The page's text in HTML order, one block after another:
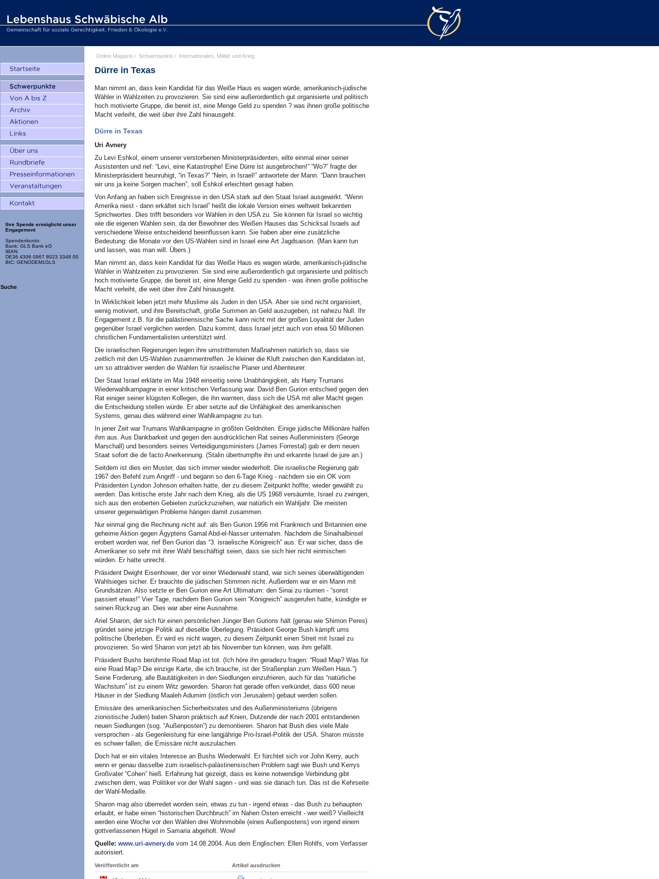
Ihre Spende ermöglicht unser
Engagement
Spendenkonto:
Bank: GLS Bank eG
IBAN:
DE36 4306 0967 8023 3348 00
BIC: GENODEM1GLS
Suche
Online Magazin / Schwerpunkte / Internationales, Militär und Krieg
Dürre in Texas
Man nimmt an, dass kein Kandidat für das Weiße Haus es wagen würde, amerikanisch-jüdische
Wähler in Wahlzeiten zu provozieren. Sie sind eine außerordentlich gut organisierte und politisch
hoch motivierte Gruppe, die bereit ist, eine Menge Geld zu spenden ? was ihnen große politische
Macht verleiht, die weit über ihre Zahl hinausgeht.
Dürre in Texas
Uri Avnery
Zu Levi Eshkol, einem unserer verstorbenen Ministerpräsidenten, eilte einmal einer seiner
Assistenten und rief: “Levi, eine Katastrophe! Eine Dürre ist ausgebrochen!” “Wo?” fragte der
Ministerpräsident beunruhigt, “in Texas?” “Nein, in Israel!” antwortete der Mann. “Dann brauchen
wir uns ja keine Sorgen machen”, soll Eshkol erleichtert gesagt haben.
Von Anfang an haben sich Ereignisse in den USA stark auf den Staat Israel ausgewirkt. “Wenn
Amerika niest - dann erkältet sich Israel” heißt die lokale Version eines weltweit bekannten
Sprichwortes. Dies trifft besonders vor Wahlen in den USA zu. Sie können für Israel so wichtig
wie die eigenen Wahlen sein, da der Bewohner des Weißen Hauses das Schicksal Israels auf
verschiedene Weise entscheidend beeinflussen kann. Sie haben aber eine zusätzliche
Bedeutung: die Monate vor den US-Wahlen sind in Israel eine Art Jagdsaison. (Man kann tun
und lassen, was man will. Übers.)
Man nimmt an, dass kein Kandidat für das Weiße Haus es wagen würde, amerikanisch-jüdische
Wähler in Wahlzeiten zu provozieren. Sie sind eine außerordentlich gut organisierte und politisch
hoch motivierte Gruppe, die bereit ist, eine Menge Geld zu spenden - was ihnen große politische
Macht verleiht, die weit über ihre Zahl hinausgeht.
In Wirklichkeit leben jetzt mehr Muslime als Juden in den USA. Aber sie sind nicht organisiert,
wenig motiviert, und ihre Bereitschaft, große Summen an Geld auszugeben, ist nahezu Null. Ihr
Engagement z.B. für die palästinensische Sache kann nicht mit der großen Loyalität der Juden
gegenüber Israel verglichen werden. Dazu kommt, dass Israel jetzt auch von etwa 50 Millionen
christlichen Fundamentalisten unterstützt wird.
Die israelischen Regierungen legen ihre umstrittensten Maßnahmen natürlich so, dass sie
zeitlich mit den US-Wahlen zusammentreffen. Je kleiner die Kluft zwischen den Kandidaten ist,
um so attraktiver werden die Wahlen für israelische Planer und Abenteurer.
Der Staat Israel erklärte im Mai 1948 einseitig seine Unabhängigkeit, als Harry Trumans
Wiederwahlkampagne in einer kritischen Verfassung war. David Ben Gurion entschied gegen den
Rat einiger seiner klügsten Kollegen, die ihn warnten, dass sich die USA mit aller Macht gegen
die Entscheidung stellen würde. Er aber setzte auf die Unfähigkeit des amerikanischen
Systems, genau dies während einer Wahlkampagne zu tun.
In jener Zeit war Trumans Wahlkampagne in größten Geldnöten. Einige jüdische Millionäre halfen
ihm aus. Aus Dankbarkeit und gegen den ausdrücklichen Rat seines Außenministers (George
Marschall) und besonders seines Verteidigungsministers (James Forrestal) gab er dem neuen
Staat sofort die de facto Anerkennung. (Stalin übertrumpfte ihn und erkannte Israel de jure an.)
Seitdem ist dies ein Muster, das sich immer wieder wiederholt. Die israelische Regierung gab
1967 den Befehl zum Angriff - und begann so den 6-Tage Krieg - nachdem sie ein OK vom
Präsidenten Lyndon Johnson erhalten hatte, der zu diesem Zeitpunkt hoffte, wieder gewählt zu
werden. Das kritische erste Jahr nach dem Krieg, als die US 1968 versäumte, Israel zu zwingen,
sich aus den eroberten Gebieten zurückzuziehen, war natürlich ein Wahljahr. Die meisten
unserer gegenwärtigen Probleme hängen damit zusammen.
Nur einmal ging die Rechnung nicht auf: als Ben Gurion 1956 mit Frankreich und Britannien eine
geheime Aktion gegen Ägyptens Gamal Abd-el-Nasser unternahm. Nachdem die Sinaihalbinsel
erobert worden war, rief Ben Gurion das “3. israelische Königreich” aus. Er war sicher, dass die
Amerikaner so sehr mit ihrer Wahl beschäftigt seien, dass sie sich hier nicht einmischen
würden. Er hatte unrecht.
Präsident Dwight Eisenhower, der vor einer Wiederwahl stand, war sich seines überwältigenden
Wahlsieges sicher. Er brauchte die jüdischen Stimmen nicht. Außerdem war er ein Mann mit
Grundsätzen. Also setzte er Ben Gurion eine Art Ultimatum: den Sinai zu räumen - “sonst
passiert etwas!” Vier Tage, nachdem Ben Gurion sein “Königreich” ausgerufen hatte, kündigte er
seinen Rückzug an. Dies war aber eine Ausnahme.
Ariel Sharon, der sich für einen persönlichen Jünger Ben Gurions hält (genau wie Shimon Peres)
gründet seine jetzige Politik auf dieselbe Überlegung. Präsident George Bush kämpft ums
politische Überleben. Er wird es nicht wagen, zu diesem Zeitpunkt einen Streit mit Israel zu
provozieren. So wird Sharon von jetzt ab bis November tun können, was ihm gefällt.
Präsident Bushs berühmte Road Map ist tot. (Ich höre ihn geradezu fragen: “Road Map? Was für
eine Road Map? Die einzige Karte, die ich brauche, ist der Straßenplan zum Weißen Haus.”)
Seine Forderung, alle Bautätigkeiten in den Siedlungen einzufrieren, auch für das “natürliche
Wachstum” ist zu einem Witz geworden. Sharon hat gerade offen verkündet, dass 600 neue
Häuser in der Siedlung Maaleh Adumim (östlich von Jerusalem) gebaut werden sollen.
Emissäre des amerikanischen Sicherheitsrates und des Außenministeriums (übrigens
zionistische Juden) baten Sharon praktisch auf Knien, Dutzende der nach 2001 entstandenen
neuen Siedlungen (sog. “Außenposten”) zu demontieren. Sharon hat Bush dies viele Male
versprochen - als Gegenleistung für eine langjährige Pro-Israel-Politik der USA. Sharon müsste
es schwer fallen, die Emissäre nicht auszulachen.
Doch hat er ein vitales Interesse an Bushs Wiederwahl. Er fürchtet sich vor John Kerry, auch
wenn er genau dasselbe zum israelisch-palästinensischen Problem sagt wie Bush und Kerrys
Großvater “Cohen” hieß. Erfahrung hat gezeigt, dass es keine notwendige Verbindung gibt
zwischen dem, was Politiker vor der Wahl sagen - und was sie danach tun. Das ist die Kehrseite
der Wahl-Medaille.
Sharon mag also überredet worden sein, etwas zu tun - irgend etwas - das Bush zu behaupten
erlaubt, er habe einen “historischen Durchbruch” im Nahen Osten erreicht - wer weiß? Vielleicht
werden eine Woche vor den Wahlen drei Wohnmobile (eines Außenpostens) von irgend einem
gottverlassenen Hügel in Samaria abgeholt. Wow!
Quelle: www.uri-avnery.de vom 14.08.2004. Aus dem Englischen: Ellen Rohlfs, vom Verfasser
autorisiert.
Veröffentlicht am Artikel ausdrucken